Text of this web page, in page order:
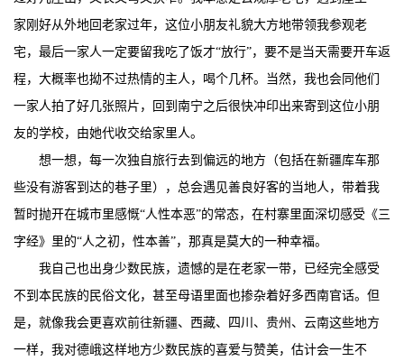
家刚好从外地回老家过年，这位小朋友礼貌大方地带领我参观老
宅，最后一家人一定要留我吃了饭才“放行”，要不是当天需要开车返
程，大概率也拗不过热情的主人，喝个几杯。当然，我也会同他们
一家人拍了好几张照片，回到南宁之后很快冲印出来寄到这位小朋
友的学校，由她代收交给家里人。
想一想，每一次独自旅行去到偏远的地方（包括在新疆库车那
些没有游客到达的巷子里），总会遇见善良好客的当地人，带着我
暂时抛开在城市里感慨“人性本恶”的常态，在村寨里面深切感受《三
字经》里的“人之初，性本善”，那真是莫大的一种幸福。
我自己也出身少数民族，遗憾的是在老家一带，已经完全感受
不到本民族的民俗文化，甚至母语里面也掺杂着好多西南官话。但
是，就像我会更喜欢前往新疆、西藏、四川、贵州、云南这些地方
一样，我对德峨这样地方少数民族的喜爱与赞美，估计会一生不